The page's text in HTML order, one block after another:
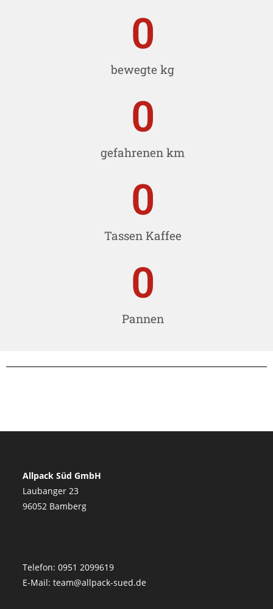
bewegte kg
0
gefahrenen km
0
Tassen Kaffee
0
Pannen
0
Allpack Süd GmbH
Laubanger 23
96052 Bamberg
Telefon: 0951 2099619
E-Mail: team@allpack-sued.de